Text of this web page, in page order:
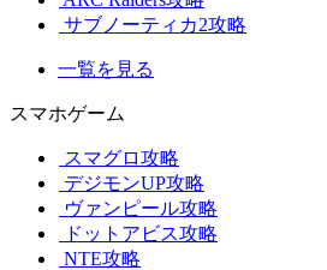
サブノーティカ2攻略
一覧を見る
スマホゲーム
スマグロ攻略
デジモンUP攻略
ヴァンピール攻略
ドットアビス攻略
NTE攻略